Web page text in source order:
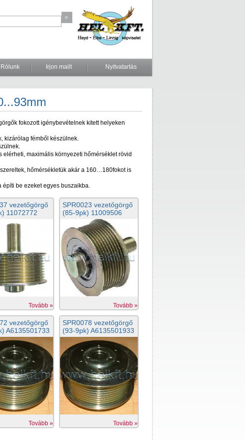
Rólunk Irjon mailt Nyitvatartás
fokozott igénybevételnek kitett helyeken
kizárólag fémből készülnek.
maximális környezeti hőmérséklet rövid
hőmérsékletük akár a 160…180fokot is
építi be ezeket egyes buszaikba.
vezetőgörgő
11072772
Tovább »
SPR0023 vezetőgörgő
(85-9pk) 11009506
Tovább »
vezetőgörgő
A6135501733
Tovább »
SPR0078 vezetőgörgő
(93-9pk) A6135501933
Tovább »